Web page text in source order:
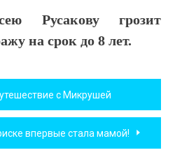
Русакову грозит
на срок до 8 лет.
с Микрушей
впервые стала мамой!